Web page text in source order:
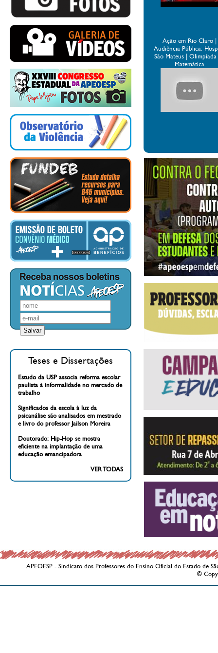
Teses e Dissertações
Estudo da USP associa reforma escolar
paulista à informalidade no mercado de
trabalho
Significados da escola à luz da
psicanálise são analisados em mestrado
e livro do professor Jailson Moreira
Doutorado: Hip-Hop se mostra
eficiente na implantação de uma
educação emancipadora
VER TODAS
Ação em Rio Claro |
Audiência Pública:
São Mateus |
Matemática
APEOESP - Sindicato dos Professores do Ensino Oficial do Estado de
©